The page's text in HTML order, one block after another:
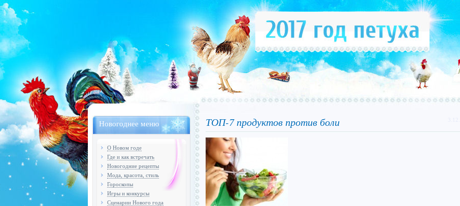
ТОП-7 продуктов против боли
Новогоднее меню
О Новом годе
Где и как встречать
Новогодние рецепты
Мода, красота, стиль
Гороскопы
Игры и конкурсы
Сценарии Нового года